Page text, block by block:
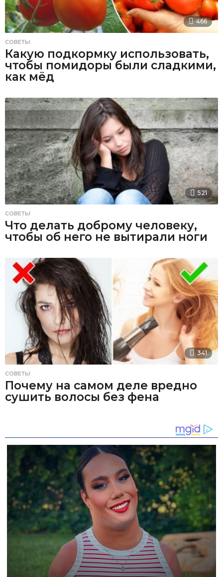
466
СОВЕТЫ
Какую подкормку использовать,
чтобы помидоры были сладкими,
как мёд
521
СОВЕТЫ
Что делать доброму человеку,
чтобы об него не вытирали ноги
341
СОВЕТЫ
Почему на самом деле вредно
сушить волосы без фена